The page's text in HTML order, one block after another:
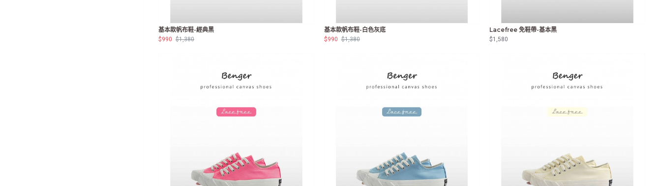
基本款帆布鞋-經典黑
$990 $1,380
基本款帆布鞋-白色灰底
$990 $1,380
Lacefree 免鞋帶-基本黑
$1,580